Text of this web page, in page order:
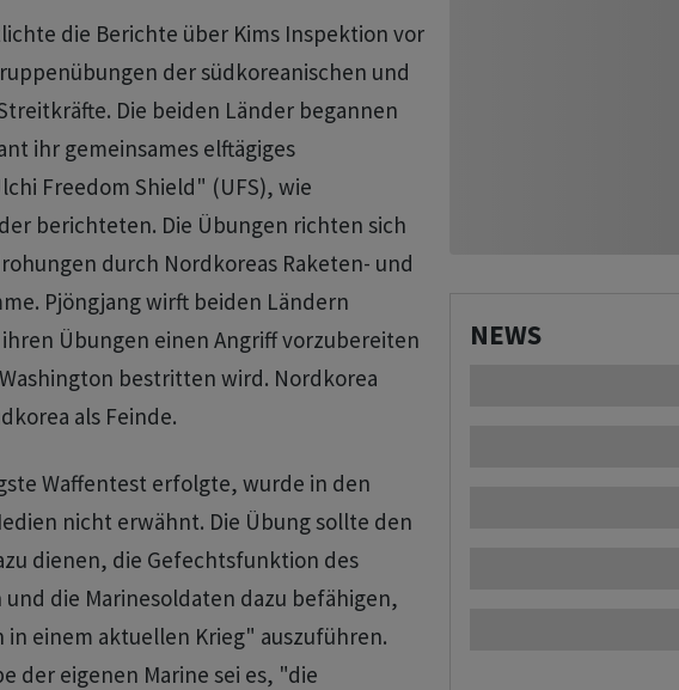
die Berichte über Kims Inspektion vor
der südkoreanischen und
Die beiden Länder begannen
ihr gemeinsames elftägiges
Freedom Shield" (UFS), wie
berichteten. Die Übungen richten sich
durch Nordkoreas Raketen- und
Pjöngjang wirft beiden Ländern
Übungen einen Angriff vorzubereiten
bestritten wird. Nordkorea
als Feinde.
Waffentest erfolgte, wurde in den
nicht erwähnt. Die Übung sollte den
dienen, die Gefechtsfunktion des
die Marinesoldaten dazu befähigen,
in einem aktuellen Krieg" auszuführen.
der eigenen Marine sei es, "die
NEWS